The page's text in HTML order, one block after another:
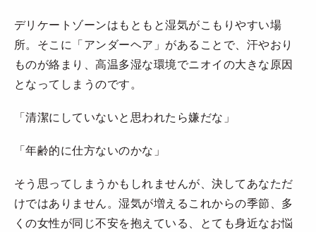
デリケートゾーンはもともと湿気がこもりやすい場
所。そこに「アンダーヘア」があることで、汗やおり
ものが絡まり、高温多湿な環境でニオイの大きな原因
となってしまうのです。
「清潔にしていないと思われたら嫌だな」
「年齢的に仕方ないのかな」
そう思ってしまうかもしれませんが、決してあなただ
けではありません。湿気が増えるこれからの季節、多
くの女性が同じ不安を抱えている、とても身近なお悩